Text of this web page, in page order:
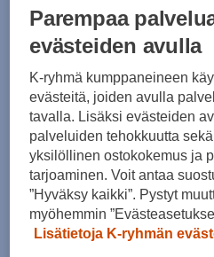
Champion yläosat - Naiset
Koko
Rinnan ympärys (cm)
Vyötärön ympärys (cm)
Champion alaosat - Naiset
Koko
Parempaa
evästeiden avulla
K-ryhmä kumppaneineen
evästeitä, joiden avulla
tavalla. Lisäksi evästeiden
palveluiden tehokkuutta
yksilöllinen ostokokemus ja
tarjoaminen. Voit antaa
”Hyväksy kaikki”. Pystyt
myöhemmin
Lisätietoja K-ryhmän